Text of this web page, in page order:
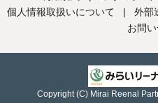
個人情報取扱いについて
| 外部
お問
Copyright (C) Mirai Reenal